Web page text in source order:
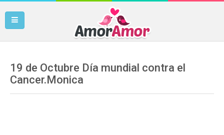
19 de Octubre Día mundial contra el
Cancer.Monica